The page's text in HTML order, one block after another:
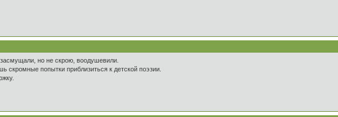
но не скрою, воодушевили.
скромные попытки приблизиться к детской поэзии.